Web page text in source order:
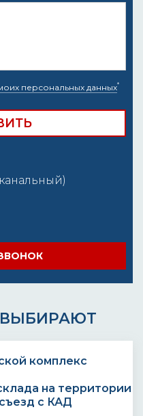
персональных данных*
на территории
с КАД